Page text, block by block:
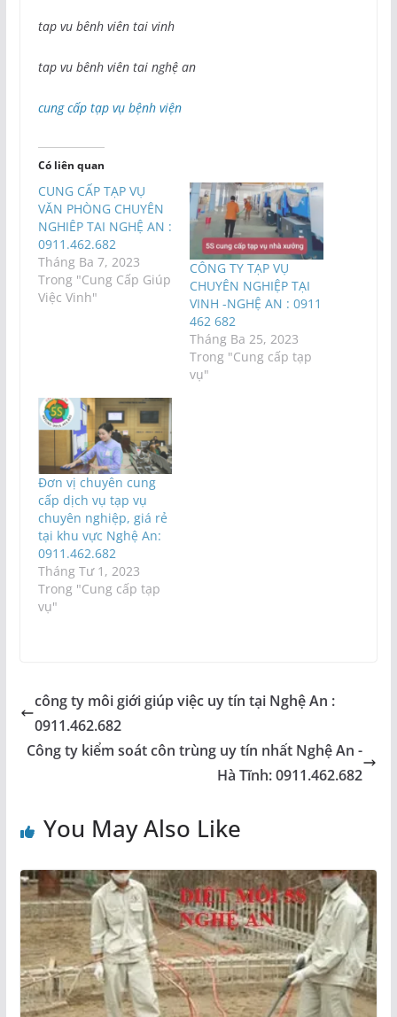
tap vu bênh viên tai vinh
tap vu bênh viên tai nghệ an
cung cấp tạp vụ bệnh viện
Có liên quan
CUNG CẤP TẠP VỤ
VĂN PHÒNG CHUYÊN
NGHIÊP TAI NGHỆ AN :
0911.462.682
Tháng Ba 7, 2023
Trong "Cung Cấp Giúp
Việc Vinh"
CÔNG TY TẠP VỤ
CHUYÊN NGHIỆP TẠI
VINH -NGHỆ AN : 0911
462 682
Tháng Ba 25, 2023
Trong "Cung cấp tạp
vụ"
Đơn vị chuyên cung
cấp dịch vụ tạp vụ
chuyên nghiệp, giá rẻ
tại khu vực Nghệ An:
0911.462.682
Tháng Tư 1, 2023
Trong "Cung cấp tạp
vụ"
công ty môi giới giúp việc uy tín tại Nghệ An :
0911.462.682
Công ty kiểm soát côn trùng uy tín nhất Nghệ An -
Hà Tĩnh: 0911.462.682
You May Also Like